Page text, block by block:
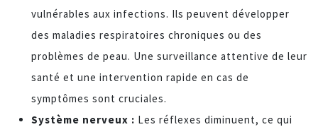
vulnérables aux infections. Ils peuvent développer
des maladies respiratoires chroniques ou des
problèmes de peau. Une surveillance attentive de leur
santé et une intervention rapide en cas de
symptômes sont cruciales.
Système nerveux : Les réflexes diminuent, ce qui